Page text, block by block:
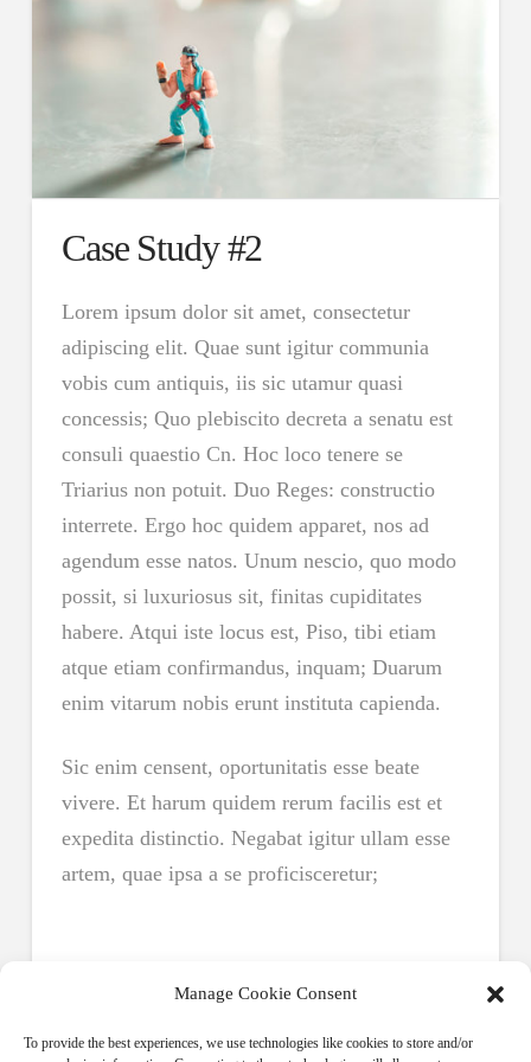
Manage Cookie Consent
To provide the best experiences, we use technologies like cookies to store and/or
Case Study #2
Lorem ipsum dolor sit amet, consectetur
adipiscing elit. Quae sunt igitur communia
vobis cum antiquis, iis sic utamur quasi
concessis; Quo plebiscito decreta a senatu est
consuli quaestio Cn. Hoc loco tenere se
Triarius non potuit. Duo Reges: constructio
interrete. Ergo hoc quidem apparet, nos ad
agendum esse natos. Unum nescio, quo modo
possit, si luxuriosus sit, finitas cupiditates
habere. Atqui iste locus est, Piso, tibi etiam
atque etiam confirmandus, inquam; Duarum
enim vitarum nobis erunt instituta capienda.
Sic enim censent, oportunitatis esse beate
vivere. Et harum quidem rerum facilis est et
expedita distinctio. Negabat igitur ullam esse
artem, quae ipsa a se proficisceretur;